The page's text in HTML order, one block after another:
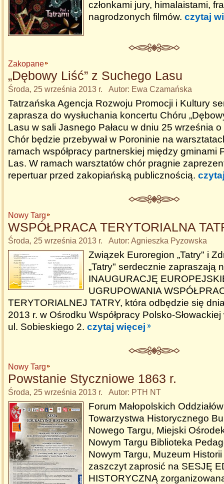
członkami jury, himalaistami,
nagrodzonych filmów. czytaj
Zakopane
„Dębowy Liść” z Suchego Lasu
Środa, 25 września 2013 r. Autor: Ewa Czamańska
Tatrzańska Agencja Rozwoju Promocji i Kultury
zaprasza do wysłuchania koncertu Chóru
Lasu w sali Jasnego Pałacu w dniu 25 września
Chór będzie przebywał w Poroninie na
ramach współpracy partnerskiej między gminami
Las. W ramach warsztatów chór pragnie
repertuar przed zakopiańską publicznością.
Nowy Targ
WSPÓŁPRACA TERYTORIALNA
Środa, 25 września 2013 r. Autor: Agnieszka Pyzowska
Związek Euroregion „Tatry" i
„Tatry" serdecznie zapraszają
INAUGURACJĘ
UGRUPOWANIA
TERYTORIALNEJ TATRY, która odbędzie się
2013 r. w Ośrodku Współpracy Polsko-
ul. Sobieskiego 2. czytaj więcej
Nowy Targ
Powstanie Styczniowe 1863 r.
Środa, 25 września 2013 r. Autor: PTH NT
Forum Małopolskich
Towarzystwa Historycznego
Nowego Targu, Miejski
Nowym Targu Biblioteka
Nowym Targu, Muzeum
zaszczyt zaprosić na SESJĘ
HISTORYCZNĄ